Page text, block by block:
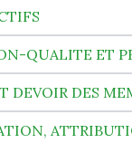
QUALITE ET
DEVOIR DES